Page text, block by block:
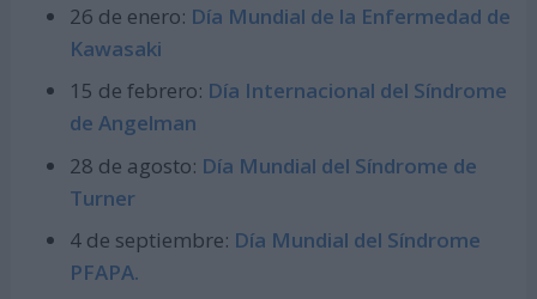
26 de enero: Día Mundial de la Enfermedad de
Kawasaki
15 de febrero: Día Internacional del Síndrome
de Angelman
28 de agosto: Día Mundial del Síndrome de
Turner
4 de septiembre: Día Mundial del Síndrome
PFAPA.